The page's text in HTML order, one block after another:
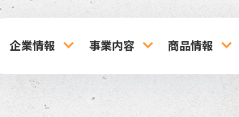
企業情報 事業内容 商品情報